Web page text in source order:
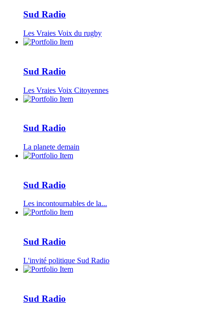
Sud Radio
Les Vraies Voix du rugby
Sud Radio
Les Vraies Voix Citoyennes
Sud Radio
La planete demain
Sud Radio
Les incontournables de la...
Sud Radio
L'invité politique Sud Radio
Sud Radio